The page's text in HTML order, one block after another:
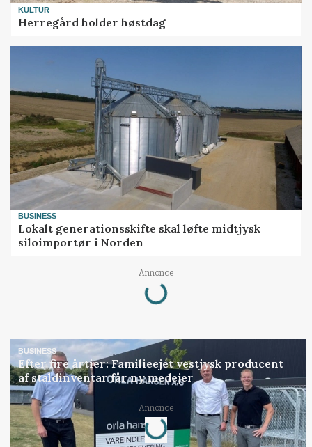
KULTUR
Herregård holder høstdag
BUSINESS
Lokalt generationsskifte skal løfte midtjysk
siloimportør i Norden
Annonce
Loading...
BUSINESS
Efter fire årtier: Familieejet vestjysk producent
af staldinventar får ny medejer
Annonce
Loading...